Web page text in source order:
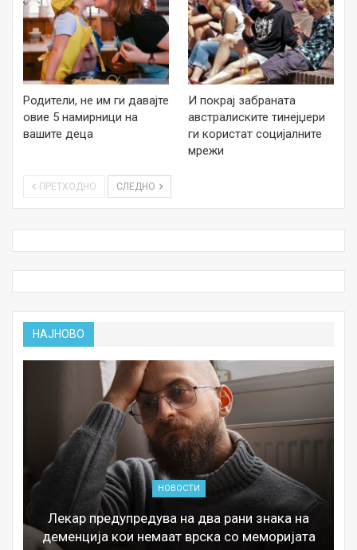
Родители, не им ги давајте
овие 5 намирници на
вашите деца
И покрај забраната
австралиските тинејџери
ги користат социјалните
мрежи
ПРЕТХОДНО СЛЕДНО
НАЈНОВО
НОВОСТИ
Лекар предупредува на два рани знака на
деменција кои немаат врска со меморијата